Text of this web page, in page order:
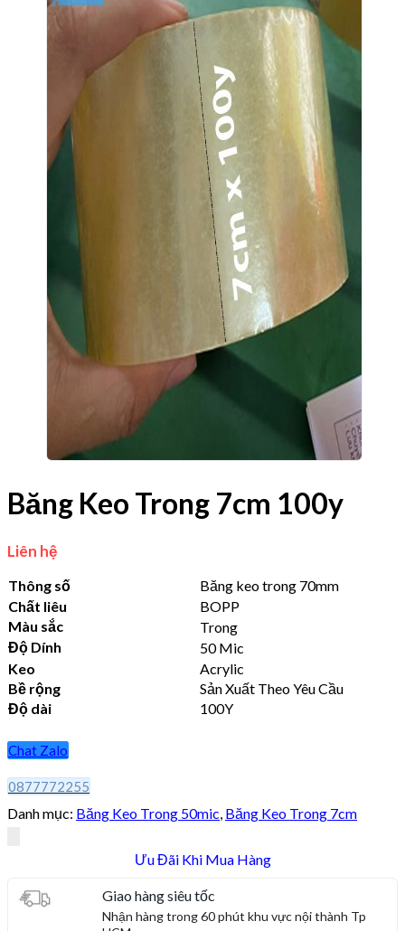
Băng Keo Trong 7cm 100y
Liên hệ
Thông số
Băng keo trong 70mm
Chất liêu
BOPP
Màu sắc
Trong
Độ Dính
50 Mic
Keo
Acrylic
Bề rộng
Sản Xuất Theo Yêu Cầu
Độ dài
100Y
Chat Zalo
0877772255
Danh mục: Băng Keo Trong 50mic, Băng Keo Trong 7cm
Ưu Đãi Khi Mua Hàng
Giao hàng siêu tốc
Nhận hàng trong 60 phút khu vực nội thành Tp